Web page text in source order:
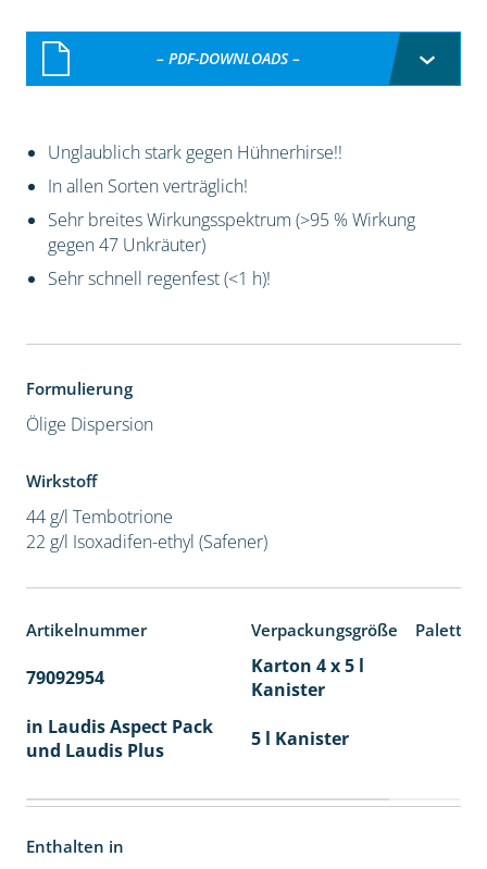
– PDF-DOWNLOADS –
Unglaublich stark gegen Hühnerhirse!!
In allen Sorten verträglich!
Sehr breites Wirkungsspektrum (>95 % Wirkung
gegen 47 Unkräuter)
Sehr schnell regenfest (<1 h)!
Formulierung
Ölige Dispersion
Wirkstoff
44 g/l Tembotrione
22 g/l Isoxadifen-ethyl (Safener)
Artikelnummer Verpackungsgröße
79092954
Karton 4 x 5 l
Kanister
in Laudis Aspect Pack
und Laudis Plus
5 l Kanister
Enthalten in